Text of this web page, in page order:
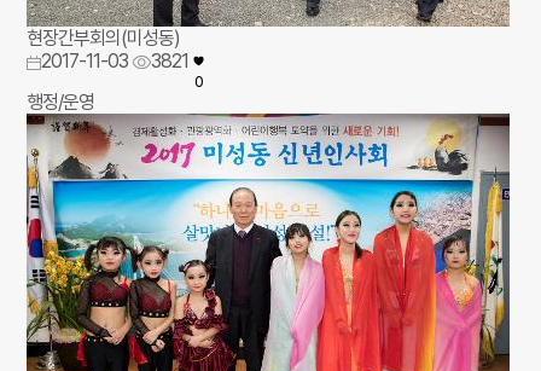
현장간부회의(미성동)
2017-11-03
3821
0
행정/운영